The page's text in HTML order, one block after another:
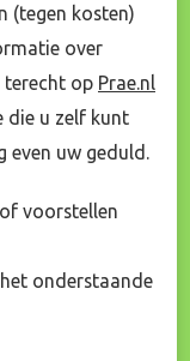
(tegen kosten)
over
terecht op Prae.nl
die u zelf kunt
even uw geduld.
voorstellen
onderstaande